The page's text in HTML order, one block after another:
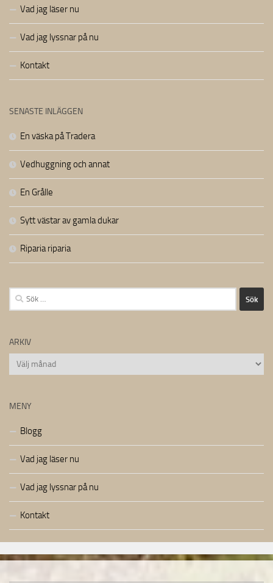
Vad jag läser nu
Vad jag lyssnar på nu
Kontakt
SENASTE INLÄGGEN
En väska på Tradera
Vedhuggning och annat
En Grålle
Sytt västar av gamla dukar
Riparia riparia
Sök
efter:
ARKIV
Arkiv
MENY
Blogg
Vad jag läser nu
Vad jag lyssnar på nu
Kontakt